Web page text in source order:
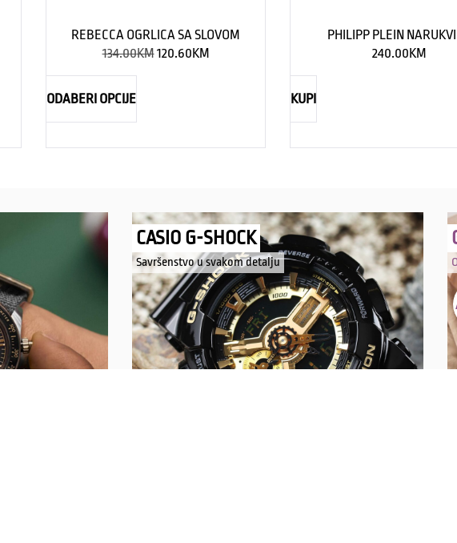
REBECCA OGRLICA SA SLOVOM
134.00KM120.60KM
ODABERI OPCIJE
PHILIPP PLEIN
240.00KM
KUPI
CASIO G-SHOCK
Savršenstvo u svakom detalju